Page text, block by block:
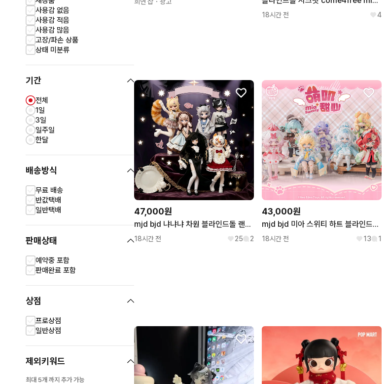
사용감 없음
사용감 적음
사용감 많음
고장/파손 상품
상태 미분류
기간
전체
1일
3일
일주일
한달
배송방식
무료 배송
반값택배
일반택배
판매상태
예약중 포함
판매완료 포함
상점
프로상점
일반상점
제외키워드
최대 5개 까지 추가 가능
희연 샵 ・광고
18시간 전 4
47,000원
mjd bjd 냐냐냐 차원 블라인드돌 랜덤 구관 인형 구체관절인형 피규어
18시간 전 25 2
43,000원
mjd bjd 미아 스위티 하트 블라인드돌 랜덤 구관 인형 구체관절인형 피규어
18시간 전 13 1